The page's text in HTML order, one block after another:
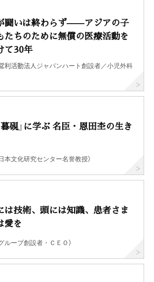
闘いは終わらず——アジアの子
たちのために無償の医療活動を
て30年
利活動法人ジャパンハート創設者／小児外科
暮硯』に学ぶ 名臣・恩田杢の生き
本文化研究センター名誉教授）
は技術、頭には知識、患者さま
愛を
ループ創設者・ＣＥＯ）